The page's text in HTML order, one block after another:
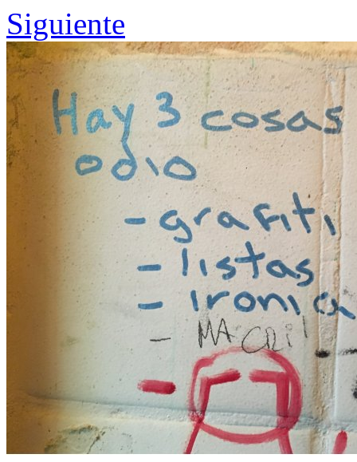
Siguiente